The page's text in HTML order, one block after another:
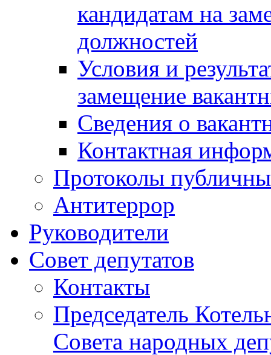
кандидатам на
должностей
Условия и
замещение
Сведения о
Контактная
Протоколы
Антитеррор
Руководители
Совет депутатов
Контакты
Председатель
Совета народных